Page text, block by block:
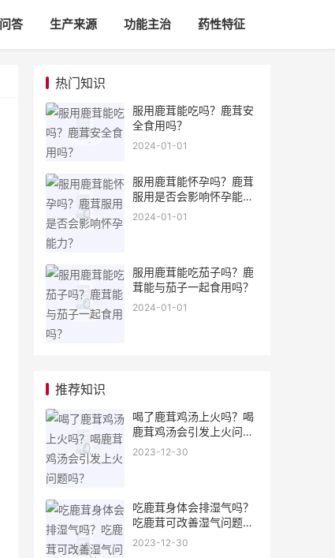
答 生产来源 功能主治 药性特征
热门知识
服用鹿茸能吃吗？鹿茸安
全食用吗？
2024-01-01
服用鹿茸能怀孕吗？鹿茸
服用是否会影响怀孕能
力？
2024-01-01
服用鹿茸能吃茄子吗？鹿
茸能与茄子一起食用吗？
2024-01-01
推荐知识
喝了鹿茸鸡汤上火吗？喝
鹿茸鸡汤会引发上火问题
吗？
2023-12-30
吃鹿茸身体会排湿气吗？
吃鹿茸可改善湿气问题，
真的有效吗？
2023-12-30